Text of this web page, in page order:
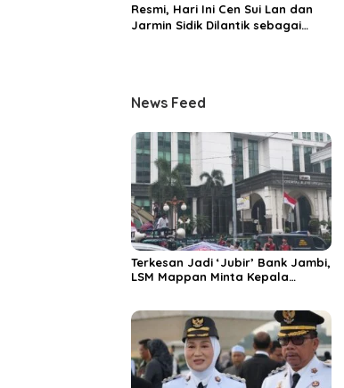
Resmi, Hari Ini Cen Sui Lan dan
Jarmin Sidik Dilantik sebagai
News Feed
Terkesan Jadi ‘Jubir’ Bank Jambi,
LSM Mappan Minta Kepala